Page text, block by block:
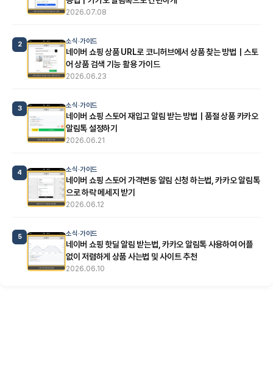
2026.07.08
2 소식·가이드
네이버 쇼핑 상품 URL로 코니허브에서 상품 찾는 방법｜스토
어 상품 검색 기능 활용 가이드
2026.06.23
3 소식·가이드
네이버 쇼핑 스토어 재입고 알림 받는 방법｜품절 상품 카카오
알림톡 설정하기
2026.06.21
4 소식·가이드
네이버 쇼핑 스토어 가격변동 알림 신청 하는법, 카카오 알림톡
으로 하락 메세지 받기
2026.06.12
5 소식·가이드
네이버 쇼핑 핫딜 알림 받는법, 카카오 알림톡 사용하여 어플
없이 저렴하게 상품 사는법 및 사이트 추천
2026.06.10